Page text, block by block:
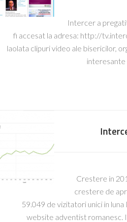
Intercer a
fi accesat la adresa: http://
laolata clipuri video ale bisericilor,
interesante
Crestere in
crestere de
59.049 de vizitatori unici in
website adventist romanesc.